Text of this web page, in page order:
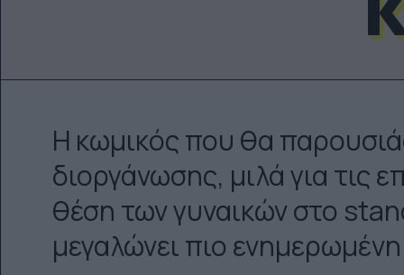
Η κωμικός που θα
διοργάνωσης, μιλά για τις
θέση των γυναικών στο
μεγαλώνει πιο